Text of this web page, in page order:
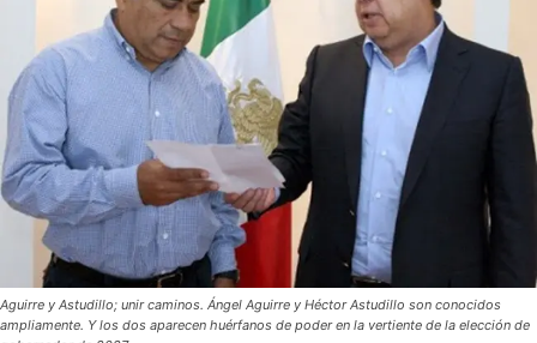
Aguirre y Astudillo; unir caminos. Ángel Aguirre y Héctor Astudillo son conocidos
ampliamente. Y los dos aparecen huérfanos de poder en la vertiente de la elección de